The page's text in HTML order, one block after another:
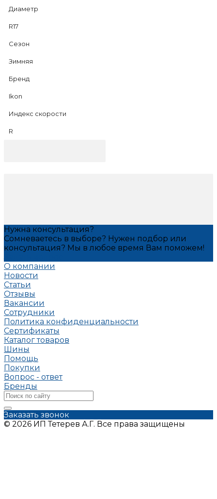
Диаметр
R17
Сезон
Зимняя
Бренд
Ikon
Индекс скорости
R
Нужна консультация?
Сомневаетесь в выборе? Нужен подбор или
консультация? Мы в любое время Вам поможем!
О компании
Новости
Статьи
Отзывы
Вакансии
Сотрудники
Политика конфиденциальности
Сертификаты
Каталог товаров
Шины
Помощь
Покупки
Вопрос - ответ
Бренды
Заказать звонок
© 2026 ИП Тетерев А.Г. Все права защищены